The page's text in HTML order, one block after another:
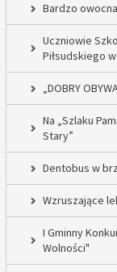
Bardzo
Uczniowie
Piłsudskiego w
„DOBRY
Na „Szlaku
Stary”
Dentobus w
Wzruszające
I Gminny
Wolności"